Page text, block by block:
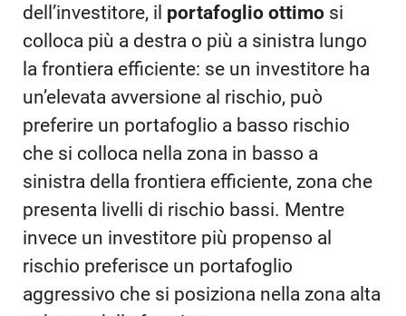
dell’investitore, il portafoglio ottimo si
colloca più a destra o più a sinistra lungo
la frontiera efficiente: se un investitore ha
un’elevata avversione al rischio, può
preferire un portafoglio a basso rischio
che si colloca nella zona in basso a
sinistra della frontiera efficiente, zona che
presenta livelli di rischio bassi. Mentre
invece un investitore più propenso al
rischio preferisce un portafoglio
aggressivo che si posiziona nella zona alta